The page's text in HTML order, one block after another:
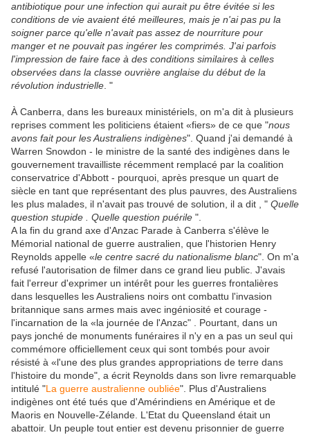
antibiotique pour une infection qui aurait pu être évitée si les
conditions de vie avaient été meilleures, mais je n'ai pas pu la
soigner parce qu'elle n'avait pas assez de nourriture pour
manger et ne pouvait pas ingérer les comprimés. J'ai parfois
l'impression de faire face à des conditions similaires à celles
observées dans la classe ouvrière anglaise du début de la
révolution industrielle . "
À Canberra, dans les bureaux ministériels, on m'a dit à plusieurs
reprises comment les politiciens étaient «fiers» de ce que "nous
avons fait pour les Australiens indigènes". Quand j'ai demandé à
Warren Snowdon - le ministre de la santé des indigènes dans le
gouvernement travailliste récemment remplacé par la coalition
conservatrice d'Abbott - pourquoi, après presque un quart de
siècle en tant que représentant des plus pauvres, des Australiens
les plus malades, il n'avait pas trouvé de solution, il a dit , " Quelle
question stupide . Quelle question puérile ".
A la fin du grand axe d'Anzac Parade à Canberra s'élève le
Mémorial national de guerre australien, que l'historien Henry
Reynolds appelle «le centre sacré du nationalisme blanc". On m'a
refusé l'autorisation de filmer dans ce grand lieu public. J'avais
fait l'erreur d'exprimer un intérêt pour les guerres frontalières
dans lesquelles les Australiens noirs ont combattu l'invasion
britannique sans armes mais avec ingéniosité et courage -
l'incarnation de la «la journée de l'Anzac" . Pourtant, dans un
pays jonché de monuments funéraires il n'y en a pas un seul qui
commémore officiellement ceux qui sont tombés pour avoir
résisté à «l'une des plus grandes appropriations de terre dans
l'histoire du monde", a écrit Reynolds dans son livre remarquable
intitulé "La guerre australienne oubliée". Plus d'Australiens
indigènes ont été tués que d'Amérindiens en Amérique et de
Maoris en Nouvelle-Zélande. L'Etat du Queensland était un
abattoir. Un peuple tout entier est devenu prisonnier de guerre